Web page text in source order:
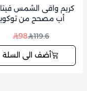
كريم واقى الشمس
أب مصحح من
119.6
98
أضف الى السلة